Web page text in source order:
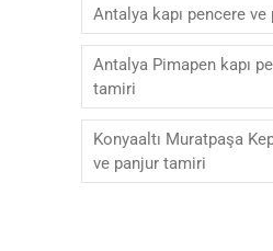
Antalya kapı pencere
Antalya Pimapen kapı
tamiri
Konyaaltı Muratpaşa
ve panjur tamiri